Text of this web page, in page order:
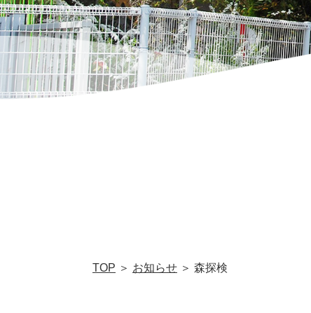
TOP ＞ お知らせ ＞ 森探検